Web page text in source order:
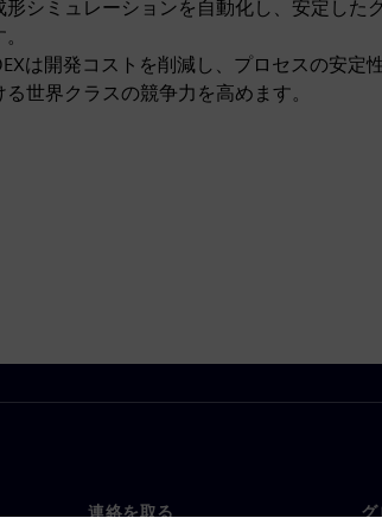
形シミュレーションを自動化し、安定した
は開発コストを削減し、プロセスの安定
世界クラスの競争力を高めます。
連絡を取る グ